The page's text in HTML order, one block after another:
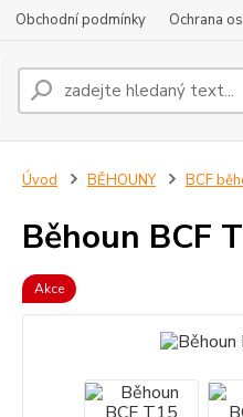
Obchodní podmínky Ochrana
Úvod BĚHOUNY BCF
Běhoun BCF
Akce